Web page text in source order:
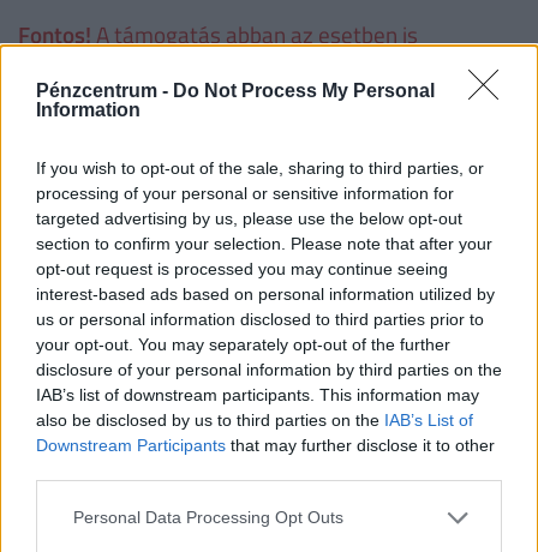
Pénzcentrum - Do Not Process My Personal
Information
If you wish to opt-out of the sale, sharing to third parties, or
processing of your personal or sensitive information for
targeted advertising by us, please use the below opt-out
section to confirm your selection. Please note that after your
opt-out request is processed you may continue seeing
interest-based ads based on personal information utilized by
us or personal information disclosed to third parties prior to
your opt-out. You may separately opt-out of the further
disclosure of your personal information by third parties on the
IAB’s list of downstream participants. This information may
also be disclosed by us to third parties on the IAB’s List of
Downstream Participants that may further disclose it to other
Personal Data Processing Opt Outs
Fontos! A támogatás abban az esetben is
igényelhető korszerűsítésre és/vagy bővítésre, ha
korábban az adott lakásra már vettek igénybe
munkálatokat nem teljesíti, a folyósított családi
otthonteremtési kedvezményt - ideértve annak a
lakás vásárlására számított összegét is − a
folyósítás napjától számított, Ptk. szerinti
késedelmi kamattal növelten köteles visszafizetni.
Családtámogatások 2019. július 1-től(millió
forint, vastag betűvel az újdonságok)
1
2
3